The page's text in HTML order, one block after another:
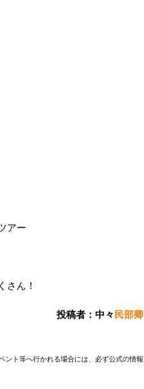
アー
さん！
投稿者：中々 民部卿
ト等へ行かれる場合には、必ず公式の情報